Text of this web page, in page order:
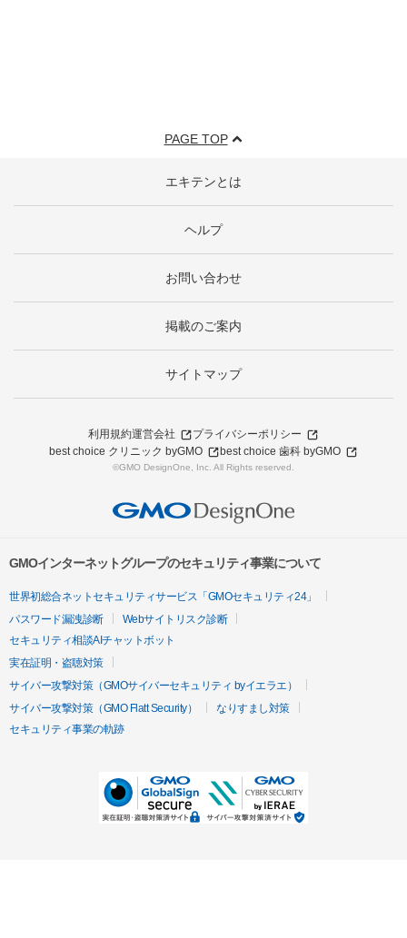
PAGE TOP
エキテンとは
ヘルプ
お問い合わせ
掲載のご案内
サイトマップ
利用規約運営会社
プライバシーポリシー
best choice クリニック byGMO
best choice 歯科 byGMO
©GMO DesignOne, Inc. All Rights reserved.
GMOインターネットグループのセキュリティ事業について
世界初総合ネットセキュリティサービス「GMOセキュリティ24」
パスワード漏洩診断
Webサイトリスク診断
セキュリティ相談AIチャットボット
実在証明・盗聴対策
サイバー攻撃対策（GMOサイバーセキュリティ byイエラエ）
サイバー攻撃対策（GMO Flatt Security）
なりすまし対策
セキュリティ事業の軌跡